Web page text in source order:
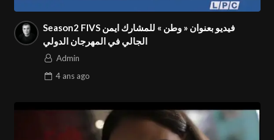
Season2 FIVS فيديو بعنوان « وطن » للمشارك ايمن
الجالي في المهرجان الدولي
Admin
4 ans ago